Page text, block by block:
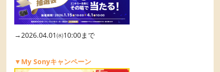
→2026.04.01㈬10:00まで
▼My Sonyキャンペーン